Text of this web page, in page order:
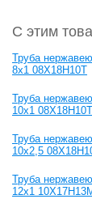
С этим
Труба
8х1 08Х18Н10Т
Труба
10х1 08Х18Н10Т
Труба
10х2,5
Труба
12х1